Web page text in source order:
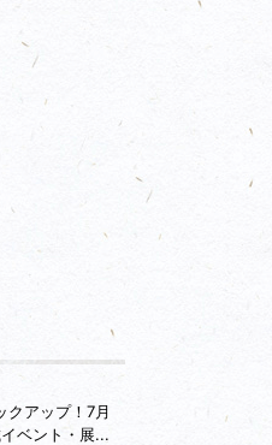
クアップ！7月
ベント・展...